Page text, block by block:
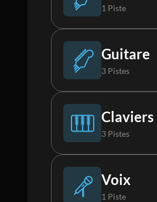
1 Piste
Basse Synthé
Guitare
3 Pistes
Guitare acoustique
Guitare électrique 1
Claviers
3 Pistes
Piano
Voix
1 Piste